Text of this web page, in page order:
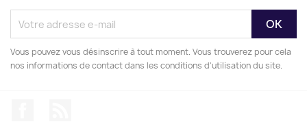
Vous pouvez vous désinscrire à tout moment. Vous trouverez pour cela
nos informations de contact dans les conditions d'utilisation du site.